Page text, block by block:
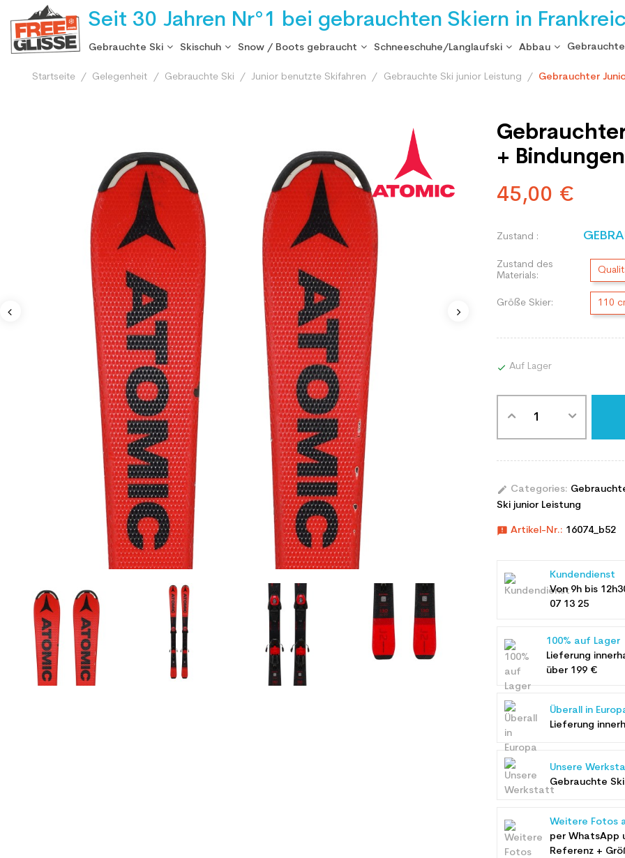
Seit 30 Jahren Nr°1 bei gebrauchten Skiern in
Gebrauchte Ski Skischuh Snow / Boots gebraucht Schneeschuhe/Langlaufski Abbau
Startseite Gelegenheit Gebrauchte Ski Junior benutzte Skifahren Gebrauchte Ski junior Leistung Gebrauchter
+ Bindungen
45,00 €
Zustand :
Zustand des
Materials:
Größe Skier: 110
 Auf Lager
edit Categories:
Ski junior Leistung
announcement Artikel-Nr.: 16074_b52
Kundendienst
Von 9h bis
07 13 25
100% auf Lager
Lieferung
über 199 €
Überall in
Lieferung
Unsere
Gebrauchte
Weitere Fotos
per WhatsApp
Referenz +